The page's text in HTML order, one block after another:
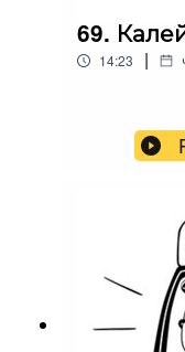
69.
14:23 |